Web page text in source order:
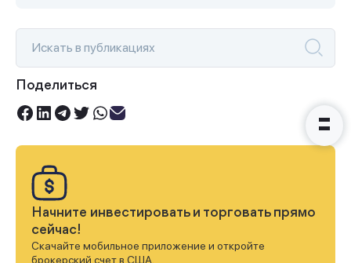
Поделиться
Начните инвестировать и торговать прямо
сейчас!
Скачайте мобильное приложение и откройте
брокерский счет в США.
Наши консультанты свяжутся с
вами в ближайшее время